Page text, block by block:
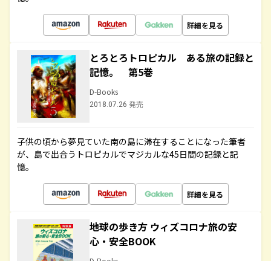
詳細を見る
とろとろトロピカル ある旅の記録と
記憶。 第5巻
D-Books
2018.07.26 発売
子供の頃から夢見ていた南の島に滞在することになった筆者
が、島で出合うトロピカルでマジカルな45日間の記録と記
憶。
詳細を見る
地球の歩き方 ウィズコロナ旅の安
心・安全BOOK